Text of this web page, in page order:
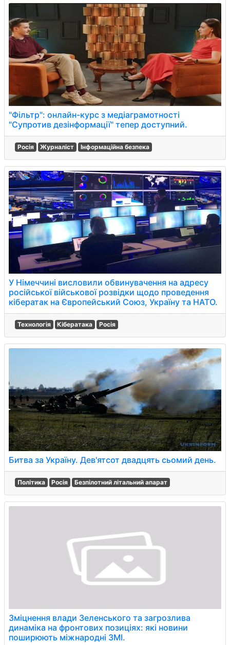
"Фільтр": онлайн-курс з медіаграмотності
"Супротив дезінформації" тепер доступний.
Росія Журналіст Інформаційна безпека
У Німеччині висловили обвинувачення на адресу
російської військової розвідки щодо проведення
кібератак на Європейський Союз, Україну та НАТО.
Технологія Кібератака Росія
Битва за Україну. Дев'ятсот двадцять сьомий день.
Політика Росія Безпілотний літальний апарат
Зміцнення влади Зеленського та загрозлива
динаміка на фронтових позиціях: які новини
поширюють міжнародні ЗМІ.